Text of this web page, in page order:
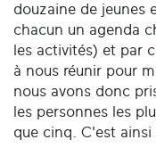
douzaine de jeunes
chacun un agenda
les activités) et par
à nous réunir pour
nous avons donc
les personnes les
que cinq. C'est ainsi